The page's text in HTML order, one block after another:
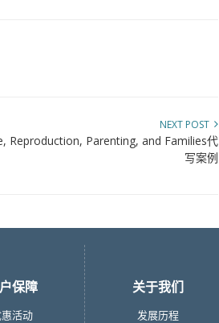
NEXT POST
Reproduction, Parenting, and Families代
写案例
保障
活动
关于我们
发展历程